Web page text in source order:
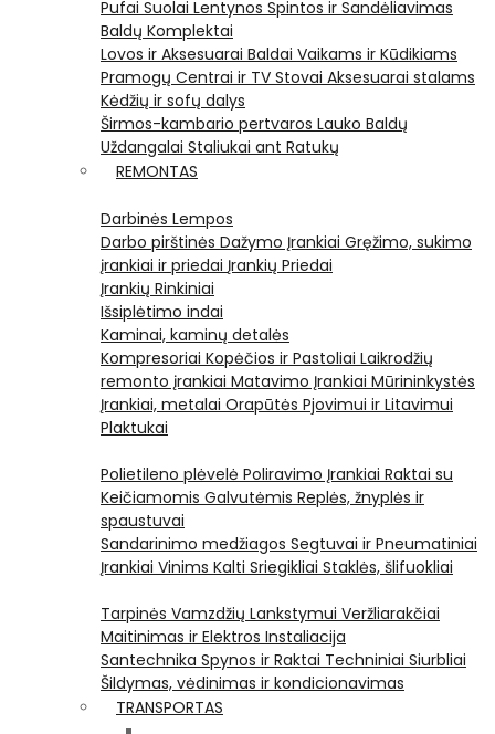
Pufai Suolai Lentynos Spintos ir Sandėliavimas
Baldų Komplektai
Lovos ir Aksesuarai Baldai Vaikams ir Kūdikiams
Pramogų Centrai ir TV Stovai Aksesuarai stalams
Kėdžių ir sofų dalys
Širmos-kambario pertvaros Lauko Baldų
Uždangalai Staliukai ant Ratukų
REMONTAS
Darbinės Lempos
Darbo pirštinės Dažymo Įrankiai Gręžimo, sukimo
įrankiai ir priedai Įrankių Priedai
Įrankių Rinkiniai
Išsiplėtimo indai
Kaminai, kaminų detalės
Kompresoriai Kopėčios ir Pastoliai Laikrodžių
remonto įrankiai Matavimo Įrankiai Mūrininkystės
Įrankiai, metalai Orapūtės Pjovimui ir Litavimui
Plaktukai
Polietileno plėvelė Poliravimo Įrankiai Raktai su
Keičiamomis Galvutėmis Replės, žnyplės ir
spaustuvai
Sandarinimo medžiagos Segtuvai ir Pneumatiniai
Įrankiai Vinims Kalti Sriegikliai Staklės, šlifuokliai
Tarpinės Vamzdžių Lankstymui Veržliarakčiai
Maitinimas ir Elektros Instaliacija
Santechnika Spynos ir Raktai Techniniai Siurbliai
Šildymas, vėdinimas ir kondicionavimas
TRANSPORTAS